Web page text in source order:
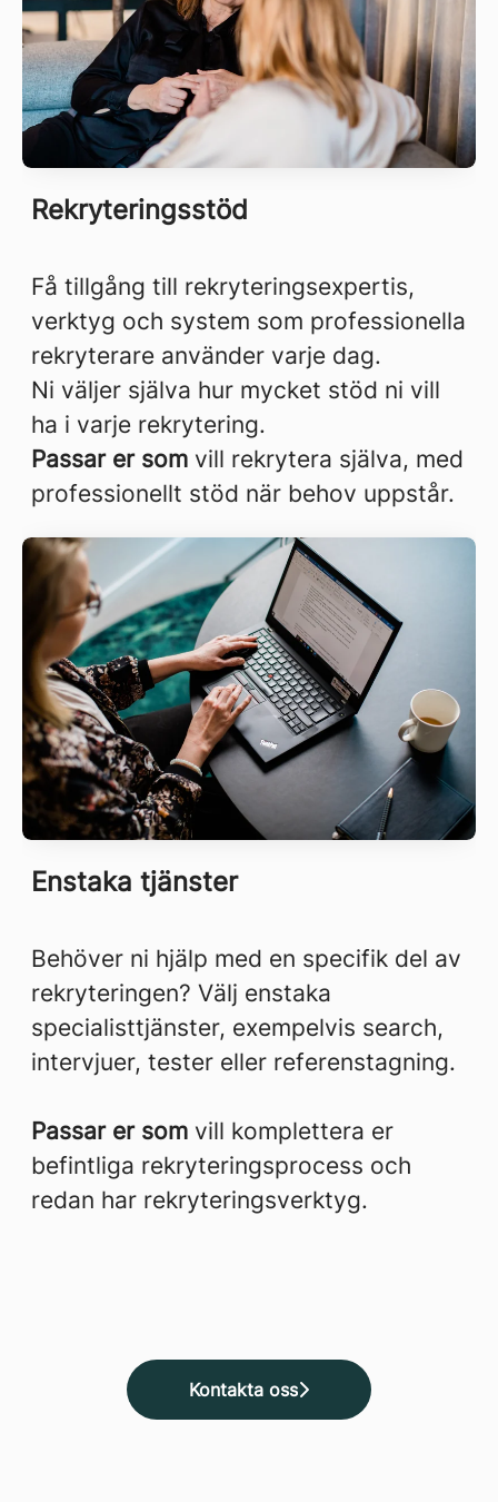
Rekryteringsstöd
Få tillgång till rekryteringsexpertis,
verktyg och system som professionella
rekryterare använder varje dag.
Ni väljer själva hur mycket stöd ni vill
ha i varje rekrytering.
Passar er som vill rekrytera själva, med
professionellt stöd när behov uppstår.
Enstaka tjänster
Behöver ni hjälp med en specifik del av
rekryteringen? Välj enstaka
specialisttjänster, exempelvis search,
intervjuer, tester eller referenstagning.
Passar er som vill komplettera er
befintliga rekryteringsprocess och
redan har rekryteringsverktyg.
Kontakta oss